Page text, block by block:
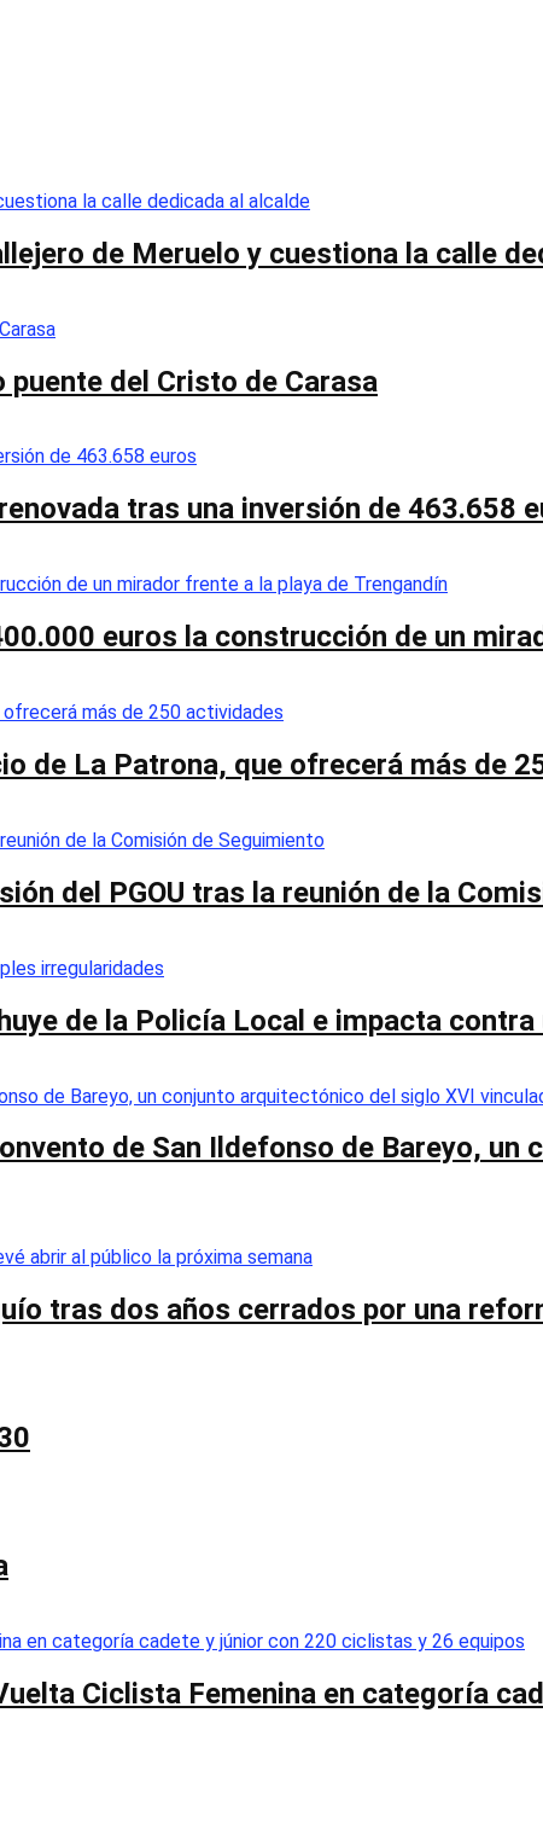
de Meruelo y cuestiona la calle
del Cristo de Carasa
tras una inversión de 463.658
euros la construcción de un
de La Patrona, que ofrecerá más de
del PGOU tras la reunión de la
de la Policía Local e impacta contra
de San Ildefonso de Bareyo,
tras dos años cerrados por una
Ciclista Femenina en categoría